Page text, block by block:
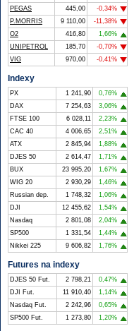
PEGAS
445,00
-0,34%
P.MORRIS
9 110,00
-11,38%
O2
416,80
1,66%
UNIPETROL
185,70
-0,70%
VIG
970,00 -0,41%
Indexy
PX 1 241,90
0,76%
DAX
7 254,63
3,06%
FTSE 100
6 028,11
2,23%
CAC 40
4 006,65
2,51%
ATX
2 845,94
1,88%
DJES 50
2 614,47
1,71%
BUX
23 995,20
1,67%
WIG 20
2 930,29
1,46%
Russian dep.
1 748,32
1,06%
DJI
12 455,62
1,54%
Nasdaq
2 801,08
2,04%
SP500
1 331,54
1,44%
Nikkei 225
9 606,82 1,76%
Futures na indexy
DJES 50 Fut. 2 798,21
0,47%
DJI Fut.
11 910,40
1,14%
Nasdaq Fut.
2 242,96
0,65%
SP500 Fut.
1 273,80 1,20%